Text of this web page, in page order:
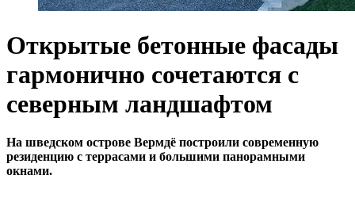
Открытые бетонные фасады
гармонично сочетаются с
северным ландшафтом
На шведском острове Вермдё построили современную
резиденцию с террасами и большими панорамными
окнами.